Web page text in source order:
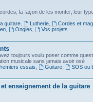
la façon de les monter, leur
guitare, Lutherie, Cordes et
Ongles
Vos projets
toujours voulu poser comme
musicale sans jamais avoir osé
essais Guitare,
SOS ou
enseignement de la guitare